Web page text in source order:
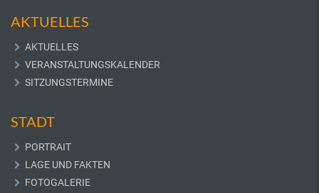
AKTUELLES
AKTUELLES
VERANSTALTUNGSKALENDER
SITZUNGSTERMINE
STADT
PORTRAIT
LAGE UND FAKTEN
FOTOGALERIE